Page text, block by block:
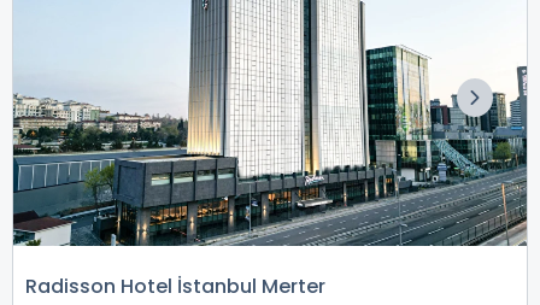
Radisson Hotel İstanbul Merter